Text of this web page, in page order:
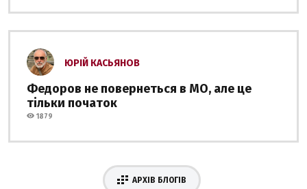
ЮРІЙ КАСЬЯНОВ
Федоров не повернеться в МО, але це
тільки початок
1879
АРХІВ БЛОГІВ